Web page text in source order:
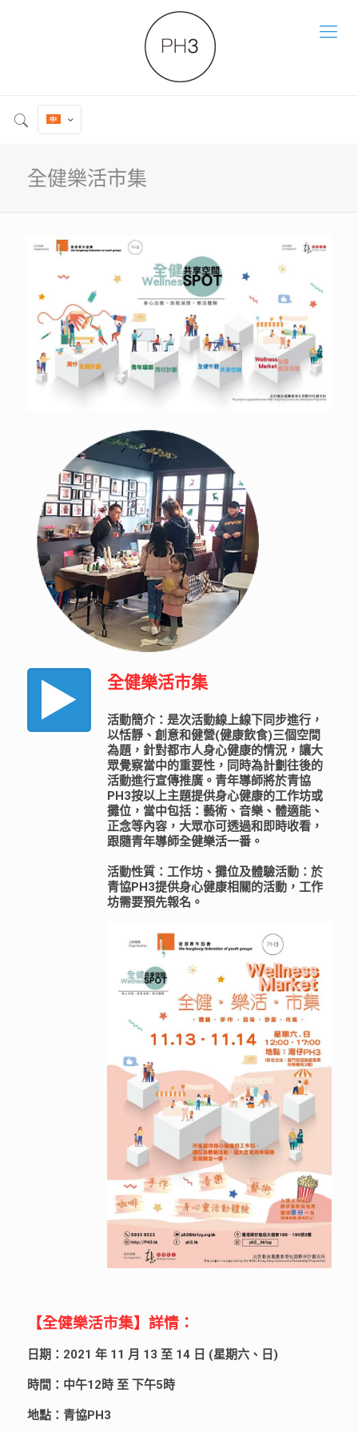
全健樂活市集
全健樂活市集
活動簡介：是次活動線上線下同步進行，
以恬靜、創意和健營(健康飲食)三個空間
為題，針對都市人身心健康的情況，讓大
眾覺察當中的重要性，同時為計劃往後的
活動進行宣傳推廣。青年導師將於青協
PH3按以上主題提供身心健康的工作坊或
攤位，當中包括：藝術、音樂、體適能、
正念等內容，大眾亦可透過和即時收看，
跟隨青年導師全健樂活一番。
活動性質：工作坊、攤位及體驗活動：於
青協PH3提供身心健康相關的活動，工作
坊需要預先報名。
【全健樂活市集】詳情：
日期：2021 年 11 月 13 至 14 日 (星期六、日)
時間：中午12時 至 下午5時
地點：青協PH3